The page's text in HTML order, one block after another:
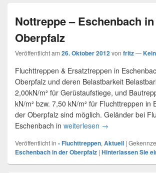
Nottreppe – Eschenbach
Oberpfalz
Veröffentlicht am 26. Oktober 2012von fritz—
Fluchttreppen & Ersatztreppen in
Oberpfalz und deren Belastbarkeit
2,00kN/m² für Gerüstaufstiege, und
kN/m² bzw. 7,50 kN/m² für Fluchttreppen in
der Oberpfalz sind möglich. Geländer bei
Eschenbach in weiterlesen Nottreppe –
→
Veröffentlicht in - Fluchttreppen, Aktuell |
Eschenbach in der Oberpfalz | Hinterlassen Sie